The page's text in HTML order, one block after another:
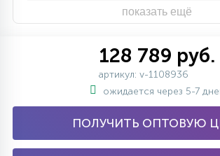
показать ещё
128 789 руб.
артикул: v-1108936
ожидается через 5-7
ПОЛУЧИТЬ ОПТОВУЮ